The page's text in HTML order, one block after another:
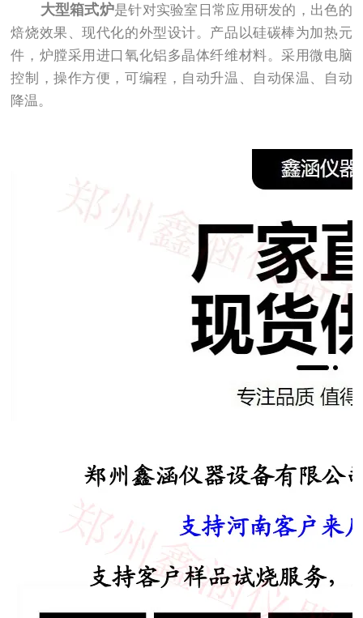
大型箱式炉是针对实验室日常应用研发的，出色的
焙烧效果、现代化的外型设计。产品以硅碳棒为加热元
件，炉膛采用进口氧化铝多晶体纤维材料。采用微电脑
控制，操作方便，可编程，自动升温、自动保温、自动
降温。